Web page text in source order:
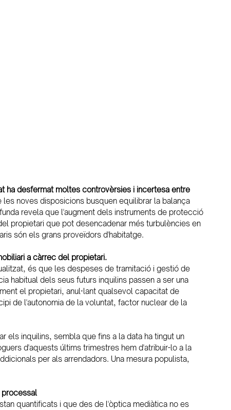
ha desfermat moltes controvèrsies i incertesa entre
noves disposicions busquen equilibrar la balança
revela que l'augment dels instruments de protecció
propietari que pot desencadenar més turbulències en
són els grans proveïdors d'habitatge.
a càrrec del propietari.
és que les despeses de tramitació i gestió de
habitual dels seus futurs inquilins passen a ser una
el propietari, anul·lant qualsevol capacitat de
de l'autonomia de la voluntat, factor nuclear de la
els inquilins, sembla que fins a la data ha tingut un
d'aquests últims trimestres hem d'atribuir-lo a la
per als arrendadors. Una mesura populista,
processal
quantificats i que des de l'òptica mediàtica no es